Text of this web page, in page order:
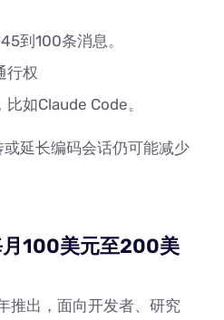
到100条消息。
行权
如Claude Code。
延长编码会话仍可能减少
100美元至200美
推出，面向开发者、研究